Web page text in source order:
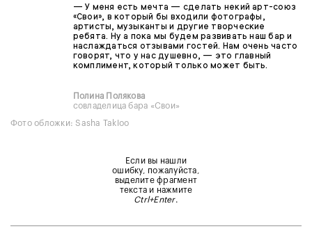
— У меня есть мечта — сделать некий арт-союз
«Свои», в который бы входили фотографы,
артисты, музыканты и другие творческие
ребята. Ну а пока мы будем развивать наш бар и
наслаждаться отзывами гостей. Нам очень часто
говорят, что у нас душевно, — это главный
комплимент, который только может быть.
Полина Полякова
совладелица бара «Свои»
Фото обложки: Sasha Takloo
Если вы нашли
ошибку, пожалуйста,
выделите фрагмент
текста и нажмите
Ctrl+Enter.